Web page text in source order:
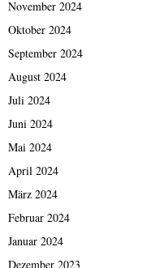
November 2024
Oktober 2024
September 2024
August 2024
Juli 2024
Juni 2024
Mai 2024
April 2024
März 2024
Februar 2024
Januar 2024
Dezember 2023